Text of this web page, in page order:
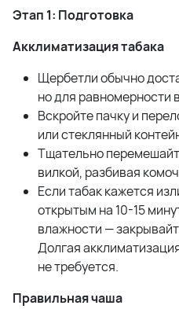
Этап 1: Подготовка
Акклиматизация табака
Щербетли обычно
но для равномерности
Вскройте пачку и
или стеклянный
Тщательно
вилкой, разбивая
Если табак кажется
открытым на 10-15
влажности —
Долгая
не требуется.
Правильная чаша